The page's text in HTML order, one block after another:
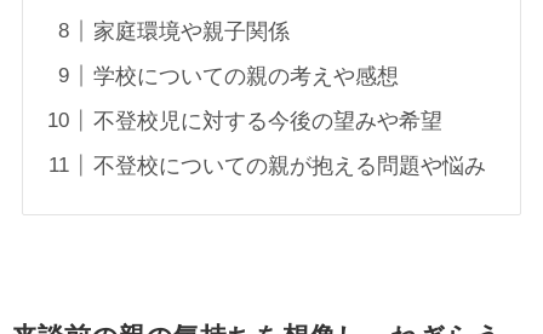
家庭環境や親子関係
学校についての親の考えや感想
不登校児に対する今後の望みや希望
不登校についての親が抱える問題や悩み